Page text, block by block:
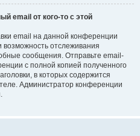
email от кого-то с этой
email на данной конференции
отслеживания
сообщения. Отправьте email-
с полной копией полученного
в которых содержится
Администратор конференции